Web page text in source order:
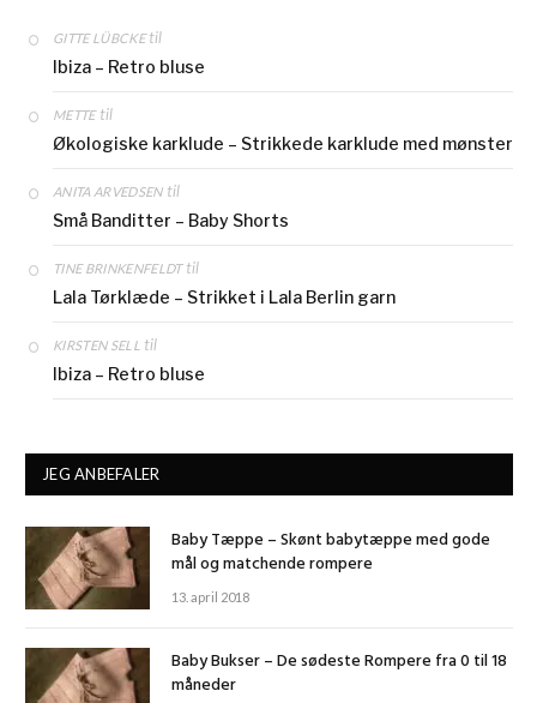
GITTE LÜBCKEtil
Ibiza – Retro bluse
METTEtil
Økologiske karklude – Strikkede karklude med mønster
ANITA ARVEDSENtil
Små Banditter – Baby Shorts
TINE BRINKENFELDTtil
Lala Tørklæde – Strikket i Lala Berlin garn
KIRSTEN SELLtil
Ibiza – Retro bluse
JEG ANBEFALER
Baby Tæppe – Skønt babytæppe med gode
mål og matchende rompere
13. april 2018
Baby Bukser – De sødeste Rompere fra 0 til 18
måneder